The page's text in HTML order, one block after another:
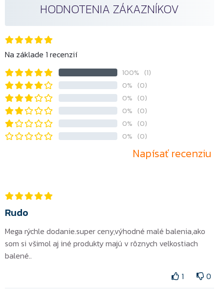
HODNOTENIA ZÁKAZNÍKOV
Na základe 1 recenzií
100% (1)
0% (0)
0% (0)
0% (0)
0% (0)
0% (0)
Napísať recenziu
Rudo
Mega rýchle dodanie.super ceny,výhodné malé balenia,ako
som si všimol aj iné produkty majú v rôznych velkostiach
balené..
1
0